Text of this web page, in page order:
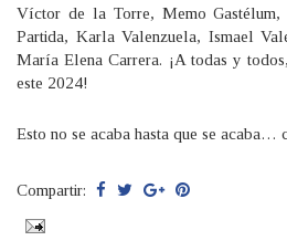
Víctor de la Torre, Memo Gastélum,
Partida, Karla Valenzuela, Ismael
María Elena Carrera. ¡A todas y
este 2024!
Esto no se acaba hasta que se acaba…
Compartir: